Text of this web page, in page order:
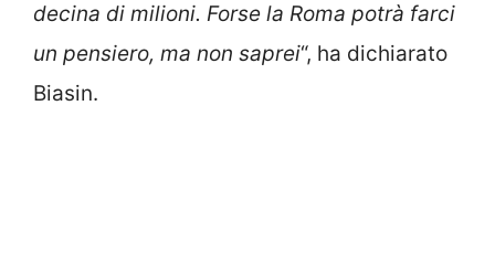
decina di milioni. Forse la Roma potrà farci
un pensiero, ma non saprei“, ha dichiarato
Biasin.